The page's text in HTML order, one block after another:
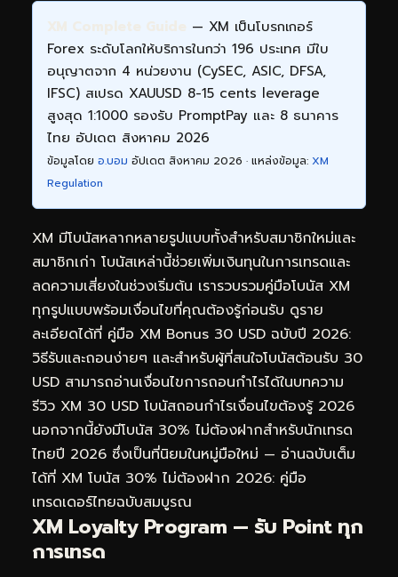
XM Complete Guide — XM เป็นโบรกเกอร์
Forex ระดับโลกให้บริการในกว่า 196 ประเทศ มีใบ
อนุญาตจาก 4 หน่วยงาน (CySEC, ASIC, DFSA,
IFSC) สเปรด XAUUSD 8-15 cents leverage
สูงสุด 1:1000 รองรับ PromptPay และ 8 ธนาคาร
ไทย อัปเดต สิงหาคม 2026
ข้อมูลโดย อ.บอม อัปเดต สิงหาคม 2026 · แหล่งข้อมูล: XM
Regulation
XM มีโบนัสหลากหลายรูปแบบทั้งสำหรับสมาชิกใหม่และ
สมาชิกเก่า โบนัสเหล่านี้ช่วยเพิ่มเงินทุนในการเทรดและ
ลดความเสี่ยงในช่วงเริ่มต้น เรารวบรวมคู่มือโบนัส XM
ทุกรูปแบบพร้อมเงื่อนไขที่คุณต้องรู้ก่อนรับ ดูราย
ละเอียดได้ที่ คู่มือ XM Bonus 30 USD ฉบับปี 2026:
วิธีรับและถอนง่ายๆ และสำหรับผู้ที่สนใจโบนัสต้อนรับ 30
USD สามารถอ่านเงื่อนไขการถอนกำไรได้ในบทความ
รีวิว XM 30 USD โบนัสถอนกำไรเงื่อนไขต้องรู้ 2026
นอกจากนี้ยังมีโบนัส 30% ไม่ต้องฝากสำหรับนักเทรด
ไทยปี 2026 ซึ่งเป็นที่นิยมในหมู่มือใหม่ — อ่านฉบับเต็ม
ได้ที่ XM โบนัส 30% ไม่ต้องฝาก 2026: คู่มือ
เทรดเดอร์ไทยฉบับสมบูรณ
XM Loyalty Program — รับ Point ทุก
การเทรด